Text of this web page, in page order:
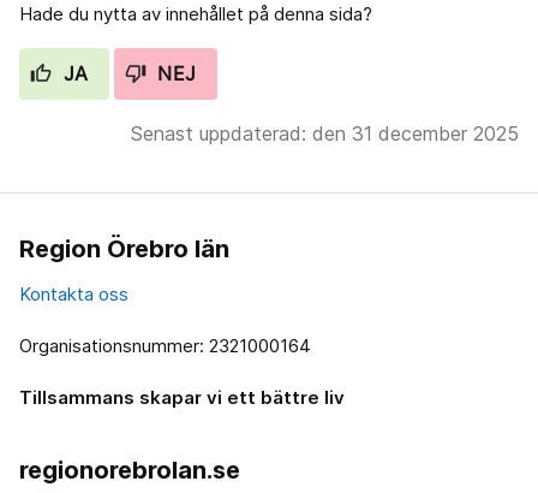
Hade du nytta av innehållet på denna sida?
JA NEJ
Senast uppdaterad: den 31 december 2025
Region Örebro län
Kontakta oss
Organisationsnummer: 2321000164
Tillsammans skapar vi ett bättre liv
regionorebrolan.se